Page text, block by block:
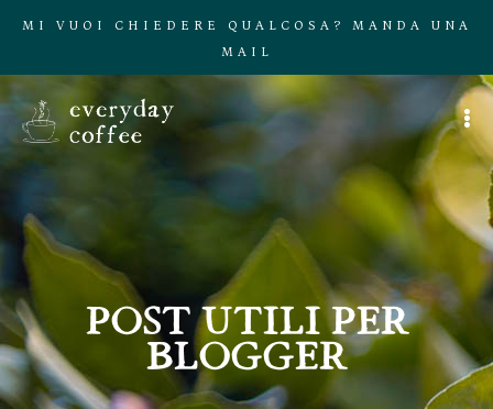
MI VUOI CHIEDERE QUALCOSA? MANDA UNA
MAIL
POST UTILI PER
BLOGGER